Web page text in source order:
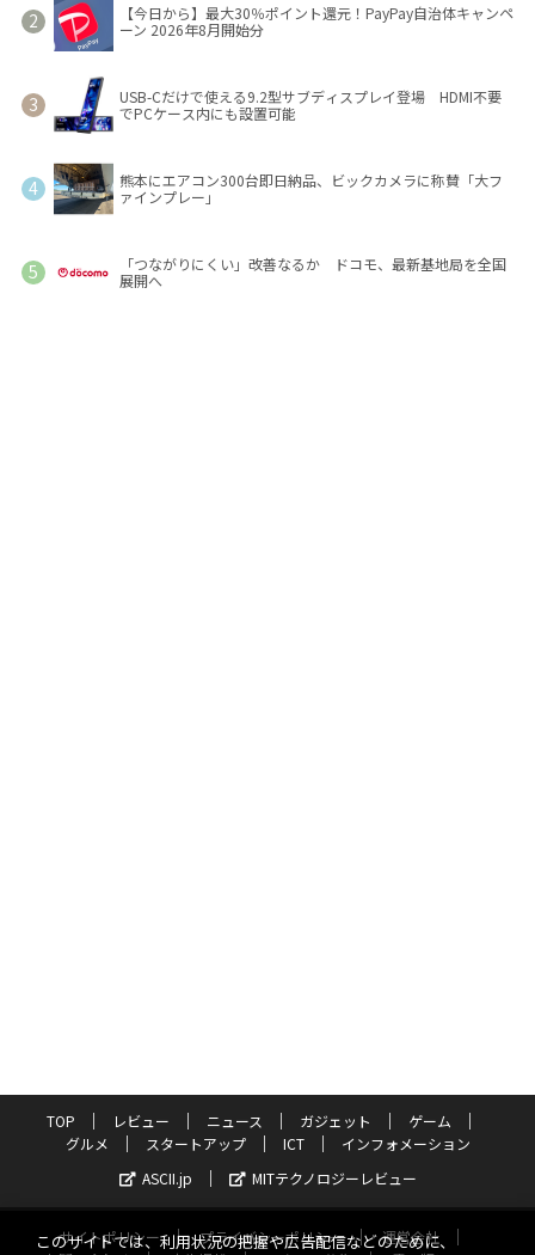
【今日から】最大30％ポイント還元！PayPay自治体キャンペ
ーン 2026年8月開始分
USB-Cだけで使える9.2型サブディスプレイ登場 HDMI不要
でPCケース内にも設置可能
熊本にエアコン300台即日納品、ビックカメラに称賛「大フ
ァインプレー」
「つながりにくい」改善なるか ドコモ、最新基地局を全国
展開へ
TOP レビュー ニュース ガジェット
ゲーム
グルメ
スタートアップ ICT
インフォメーション
ASCII.jp
MITテクノロジーレビュー
サイトポリシー プライバシーポリシー
運営会社
このサイトでは、利用状況の把握や広告配信などのために、